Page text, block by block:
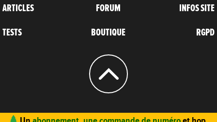
ARTICLES
TESTS
FORUM
BOUTIQUE
INFOS SITE
RGPD
© 2004 - 2026 CARNETS D’AVENTURES